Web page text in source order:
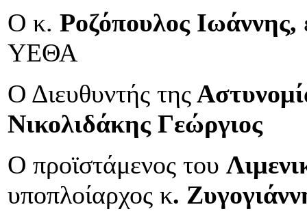
Ο κ. Ροζόπουλος Ιωάννης,
ΥΕΘΑ
Ο Διευθυντής της
Νικολιδάκης Γεώργιος
Ο προϊστάμενος του
υποπλοίαρχος κ.